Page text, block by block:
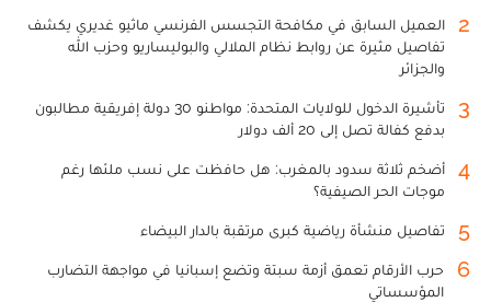
2
العميل السابق في مكافحة التجسس الفرنسي ماثيو غديري يكشف
تفاصيل مثيرة عن روابط نظام الملالي والبوليساريو وحزب الله
والجزائر
3
تأشيرة الدخول للولايات المتحدة: مواطنو 30 دولة إفريقية مطالبون
بدفع كفالة تصل إلى 20 ألف دولار
4
أضخم ثلاثة سدود بالمغرب: هل حافظت على نسب ملئها رغم
موجات الحر الصيفية؟
5 تفاصيل منشأة رياضية كبرى مرتقبة بالدار البيضاء
6
حرب الأرقام تعمق أزمة سبتة وتضع إسبانيا في مواجهة التضارب
المؤسساتي